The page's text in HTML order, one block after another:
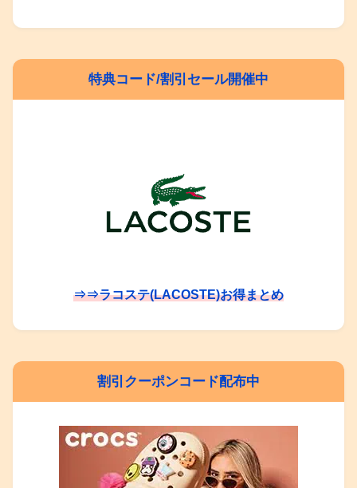
特典コード/割引セール開催中
⇒⇒ラコステ(LACOSTE)お得まとめ
割引クーポンコード配布中